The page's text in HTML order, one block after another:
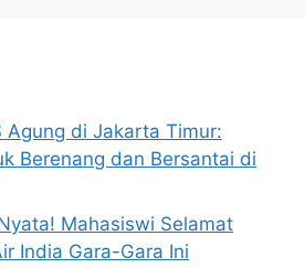
Agung di Jakarta Timur:
Berenang dan Bersantai di
Mahasiswi Selamat
India Gara-Gara Ini